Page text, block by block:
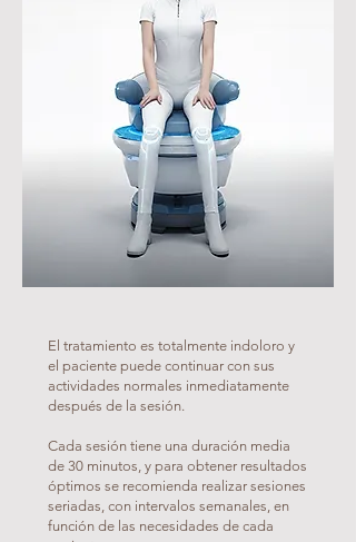
El tratamiento es totalmente indoloro y
el paciente puede continuar con sus
actividades normales inmediatamente
después de la sesión.
Cada sesión tiene una duración media
de 30 minutos, y para obtener resultados
óptimos se recomienda realizar sesiones
seriadas, con intervalos semanales, en
función de las necesidades de cada